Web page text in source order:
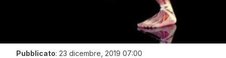
Pubblicato: 23 dicembre, 2019 07:00